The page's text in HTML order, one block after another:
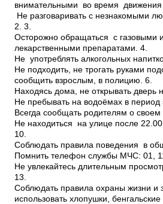
внимательными во время движения
Не разговаривать с незнакомыми
2. 3.
Осторожно обращаться с газовыми
лекарственными препаратами. 4.
Не употреблять алкогольных
Не подходить, не трогать руками
сообщить взрослым, в полицию. 6.
Находясь дома, не открывать
Не пребывать на водоёмах в период
Всегда сообщать родителям о
Не находиться на улице после
10.
Соблюдать правила поведения в
Помнить телефон службы МЧС: 01,
Не увлекайтесь длительным
13.
Соблюдать правила охраны жизни и
использовать хлопушки,